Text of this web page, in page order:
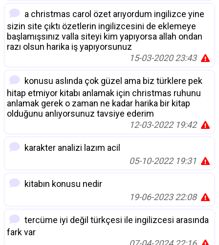
a christmas carol özet arıyordum ingilizce yine
sizin site çıktı özetlerin ingilizcesini de eklemeye
başlamışsınız valla siteyi kim yapıyorsa allah ondan
razı olsun harika iş yapıyorsunuz
15-03-2020 23:43
konusu aslında çok güzel ama biz türklere pek
hitap etmiyor kitabı anlamak için christmas ruhunu
anlamak gerek o zaman ne kadar harika bir kitap
olduğunu anlıyorsunuz tavsiye ederim
12-03-2022 19:42
karakter analizi lazım acil
05-10-2022 19:31
kitabın konusu nedir
19-06-2023 22:08
tercüme iyi değil türkçesi ile ingilizcesi arasında
fark var